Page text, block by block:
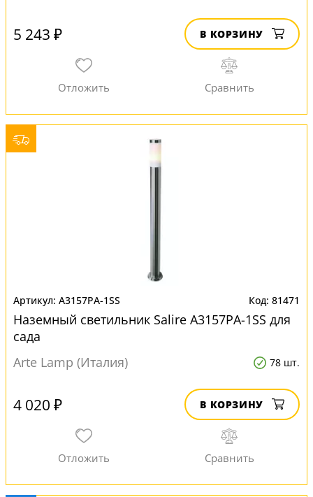
5 243 ₽ В КОРЗИНУ
A3157PA-1SS 81471
Наземный светильник Salire A3157PA-1SS для
сада
Arte Lamp (Италия)
78 шт.
4 020 ₽ В КОРЗИНУ